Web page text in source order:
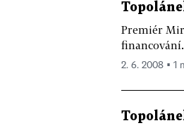
Premiér
2. 6. 2008 ▪ 1